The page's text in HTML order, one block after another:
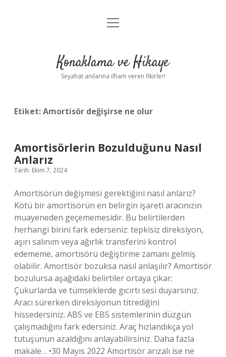
Anasayfa
Yasal Uyarı
menüyü
Konaklama ve Hikaye
Seyahat anılarına ilham veren fikirler!
Etiket:Amortisör değişirse ne olur
Amortisörlerin Bozulduğunu Nasıl
Anlarız
Tarih: Ekim 7, 2024
Amortisörün değişmesi gerektiğini nasıl anlarız?
Kötü bir amortisörün en belirgin işareti aracınızın
muayeneden geçememesidir. Bu belirtilerden
herhangi birini fark ederseniz: tepkisiz direksiyon,
aşırı salınım veya ağırlık transferini kontrol
edememe, amortisörü değiştirme zamanı gelmiş
olabilir. Amortisör bozuksa nasıl anlaşılır? Amortisör
bozulursa aşağıdaki belirtiler ortaya çıkar:
Çukurlarda ve tümseklerde gıcırtı sesi duyarsınız.
Aracı sürerken direksiyonun titrediğini
hissedersiniz. ABS ve EBS sistemlerinin düzgün
çalışmadığını fark edersiniz. Araç hızlandıkça yol
tutuşunun azaldığını anlayabilirsiniz. Daha fazla
makale… •30 Mayıs 2022 Amortisör arızalı ise ne